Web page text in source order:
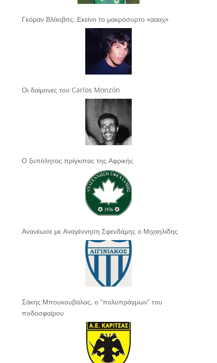
Γκόραν Βλάοβιτς: Εκείνο το μακρόσυρτο «αααχ»
Οι δαίμονες του Carlos Monzón
Ο ξυπόλητος πρίγκιπας της Αφρικής
Ανανέωσε με Αναγέννηση Σφενδάμης ο Μιχαηλίδης
Σάκης Μπουκουβάλας, ο “πολυπράγμων” του
ποδοσφαίρου